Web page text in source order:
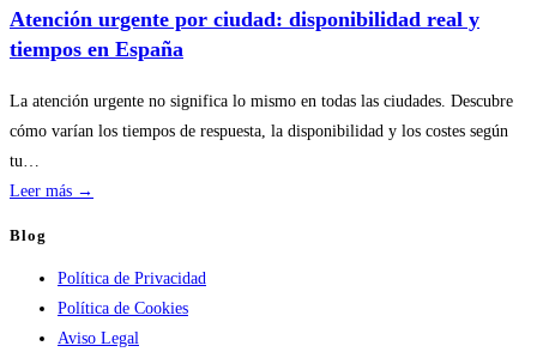
temporada
de
calderas:
Atención urgente por ciudad: disponibilidad real y
tiempos en España
La atención urgente no significa lo mismo en todas las ciudades. Descubre
cómo varían los tiempos de respuesta, la disponibilidad y los costes según
tu…
Leer más →
por
ciudad:
disponibilidad
Blog
Política de Privacidad
Política de Cookies
Aviso Legal